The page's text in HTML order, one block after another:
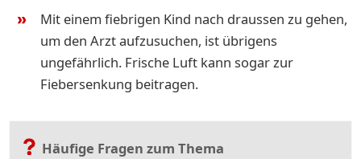
Mit einem fiebrigen Kind nach draussen zu gehen,
um den Arzt aufzusuchen, ist übrigens
ungefährlich. Frische Luft kann sogar zur
Fiebersenkung beitragen.
Häufige Fragen zum Thema